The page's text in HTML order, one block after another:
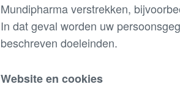
Mundipharma verstrekken,
In dat geval worden uw
beschreven doeleinden.
Website en cookies